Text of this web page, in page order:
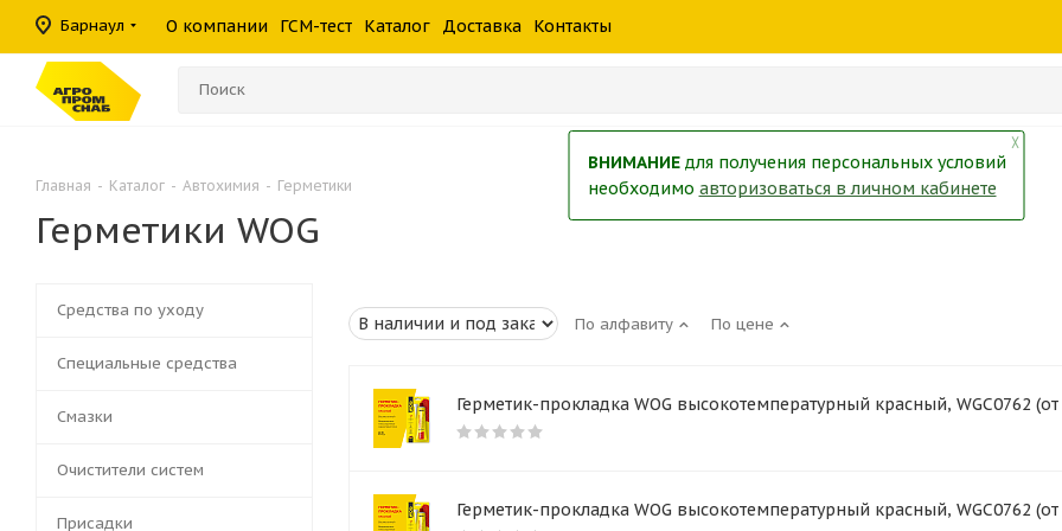
Барнаул О компании ГСМ-тест Каталог Доставка Контакты
Консистентные
смазки
Гидравлические
фильтры
Герметики
Главная - Каталог - Автохимия - Герметики
Герметики WOG
По алфавиту По цене
Герметик-прокладка WOG высокотемпературный красный, WGC0762
Герметик-прокладка WOG высокотемпературный красный, WGC0762
Средства по уходу
Специальные средства
Смазки
Очистители систем
Присадки
╳
ВНИМАНИЕдля получения персональных условий
необходимо авторизоваться в личном кабинете